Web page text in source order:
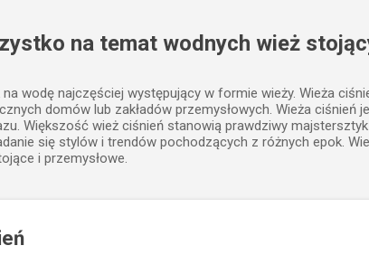
na temat wodnych wież
wodę najczęściej występujący w formie wieży. Wieża
domów lub zakładów przemysłowych. Wieża ciśnień
Większość wież ciśnień stanowią prawdziwy
się stylów i trendów pochodzących z różnych epok.
i przemysłowe.